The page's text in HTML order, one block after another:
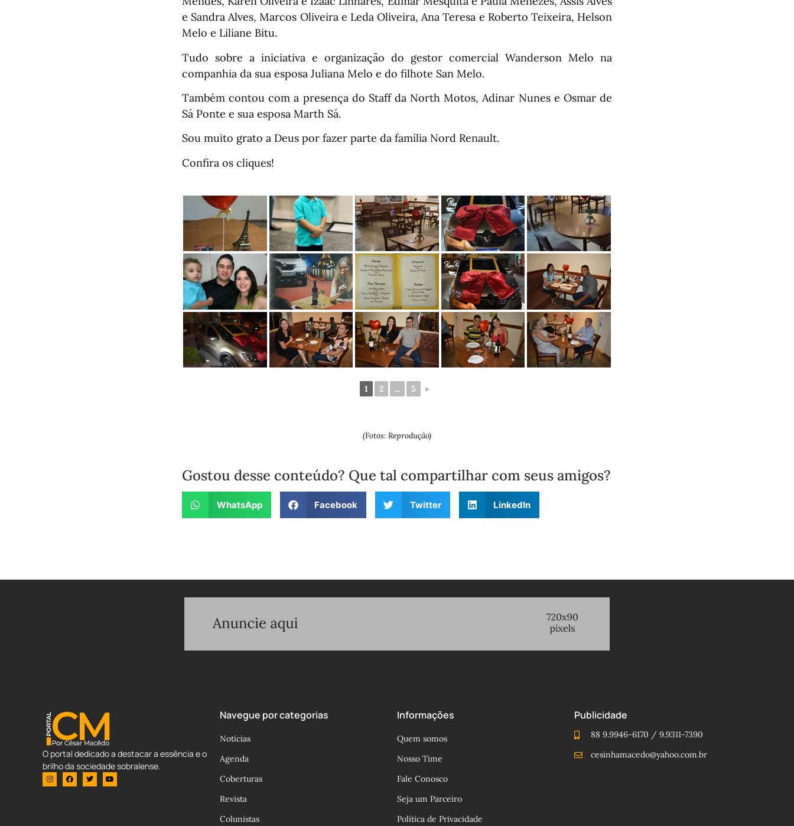
e Sandra Alves, Marcos Oliveira e Leda Oliveira, Ana Teresa e Roberto Teixeira, Helson
Melo e Liliane Bitu.
Tudo sobre a iniciativa e organização do gestor comercial Wanderson Melo na
companhia da sua esposa Juliana Melo e do filhote San Melo.
Também contou com a presença do Staff da North Motos, Adinar Nunes e Osmar de
Sá Ponte e sua esposa Marth Sá.
Sou muito grato a Deus por fazer parte da família Nord Renault.
Confira os cliques!
1 2 ... 5 ►
(Fotos: Reprodução)
Gostou desse conteúdo? Que tal compartilhar com seus amigos?
WhatsApp Facebook Twitter LinkedIn
O portal dedicado a destacar a essência e o
brilho da sociedade sobralense.
Navegue por categorias
Notícias
Agenda
Coberturas
Revista
Colunistas
Informações
Quem somos
Nosso Time
Fale Conosco
Seja um Parceiro
Política de Privacidade
Publicidade
88 9.9946-6170 / 9.9311-7390
cesinhamacedo@yahoo.com.br